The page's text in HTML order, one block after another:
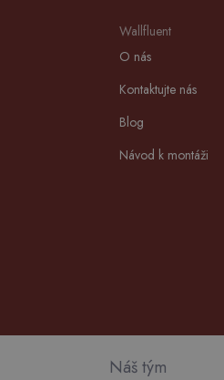
Wallfluent
O nás
Kontaktujte nás
Blog
Návod k montáži
Náš tým